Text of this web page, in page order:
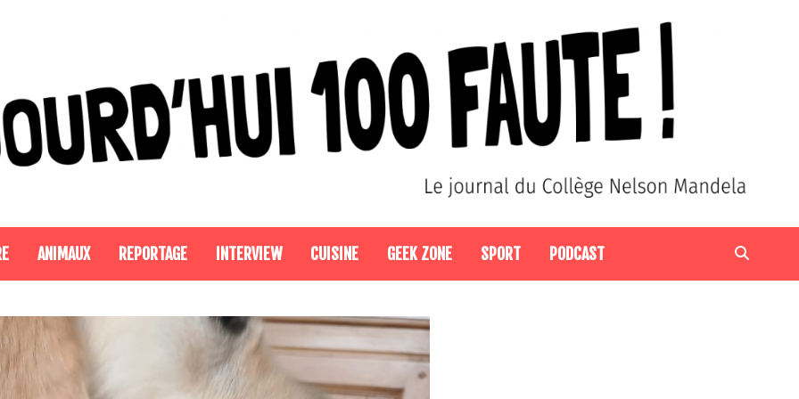
ANIMAUX REPORTAGE INTERVIEW CUISINE GEEK ZONE SPORT PODCAST